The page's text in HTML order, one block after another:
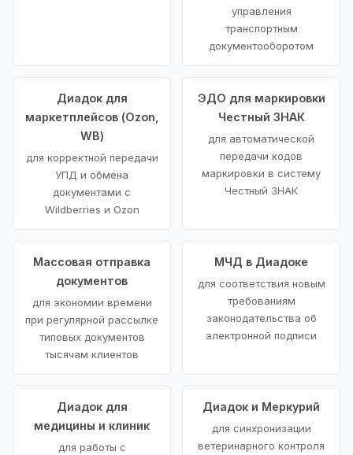
управления
транспортным
документооборотом
Диадок для
маркетплейсов (Ozon,
WB)
для корректной передачи
УПД и обмена
документами с
Wildberries и Ozon
ЭДО для маркировки
Честный ЗНАК
для автоматической
передачи кодов
маркировки в систему
Честный ЗНАК
Массовая отправка
документов
для экономии времени
при регулярной рассылке
типовых документов
тысячам клиентов
МЧД в Диадоке
для соответствия новым
требованиям
законодательства об
электронной подписи
Диадок для
медицины и клиник
для работы с
Диадок и Меркурий
для синхронизации
ветеринарного контроля